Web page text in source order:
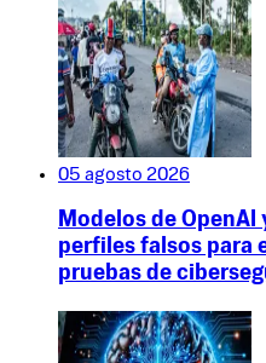
05 agosto 2026
Modelos de
perfiles falsos para
pruebas de